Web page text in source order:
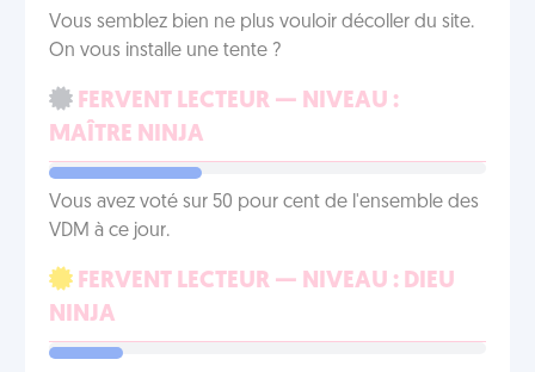
Vous semblez bien ne plus vouloir décoller du site.
On vous installe une tente ?
FERVENT LECTEUR — NIVEAU :
MAÎTRE NINJA
Vous avez voté sur 50 pour cent de l'ensemble des
VDM à ce jour.
FERVENT LECTEUR — NIVEAU : DIEU
NINJA